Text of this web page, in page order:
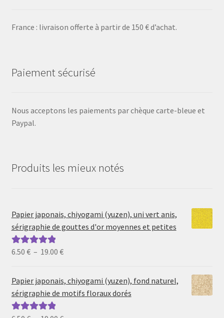
France : livraison offerte à partir de 150 € d’achat.
Paiement sécurisé
Nous acceptons les paiements par chèque carte-bleue et
Paypal.
Produits les mieux notés
Papier japonais, chiyogami (yuzen), uni vert anis,
sérigraphie de gouttes d'or moyennes et petites
Note5.00sur
6.50 € – 19.00 €Plage
prix :
6.50 €
19.00 €
Papier japonais, chiyogami (yuzen), fond naturel,
sérigraphie de motifs floraux dorés